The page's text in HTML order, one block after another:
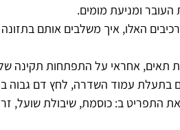
העובר ומניעת מומים.
האלו, איך משלבים אותם
תאים, אחראי על התפתחות תקינה
בתעלת עמוד השדרה, לחץ דם גבוה
התפריט ב: כוסמת, שיבולת שועל,